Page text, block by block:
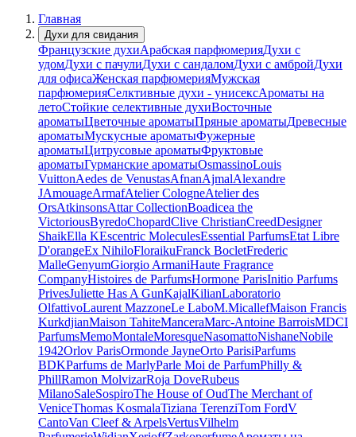
Главная
Духи для свидания
Французские духиАрабская парфюмерияДухи с
удомДухи с пачулиДухи с сандаломДухи с амбройДухи
для офисаЖенская парфюмерияМужская
парфюмерияСелктивные духи - унисексАроматы на
летоСтойкие селективные духиВосточные
ароматыЦветочные ароматыПряные ароматыДревесные
ароматыМускусные ароматыФужерные
ароматыЦитрусовые ароматыФруктовые
ароматыГурманские ароматыOsmassinoLouis
VuittonAedes de VenustasAfnanAjmalAlexandre
JAmouageArmafAtelier CologneAtelier des
OrsAtkinsonsAttar CollectionBoadicea the
VictoriousByredoChopardClive ChristianCreedDesigner
ShaikElla KEscentric MoleculesEssential ParfumsEtat Libre
D'orangeEx NihiloFloraikuFranck BocletFrederic
MalleGenyumGiorgio ArmaniHaute Fragrance
CompanyHistoires de ParfumsHormone ParisInitio Parfums
PrivesJuliette Has A GunKajalKilianLaboratorio
OlfattivoLaurent MazzoneLe LaboM.MicallefMaison Francis
KurkdjianMaison TahiteManceraMarc-Antoine BarroisMDCI
ParfumsMemoMontaleMoresqueNasomattoNishaneNobile
1942Orlov ParisOrmonde JayneOrto ParisiParfums
BDKParfums de MarlyParle Moi de ParfumPhilly &
PhillRamon MolvizarRoja DoveRubeus
MilanoSaleSospiroThe House of OudThe Merchant of
VeniceThomas KosmalaTiziana TerenziTom FordV
CantoVan Cleef & ArpelsVertusVilhelm